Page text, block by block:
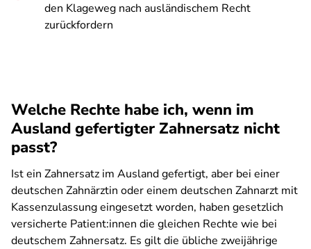
den Klageweg nach ausländischem Recht
zurückfordern 
Welche Rechte habe ich, wenn im
Ausland gefertigter Zahnersatz nicht
passt?
Ist ein Zahnersatz im Ausland gefertigt, aber bei einer
deutschen Zahnärztin oder einem deutschen Zahnarzt mit
Kassenzulassung eingesetzt worden, haben gesetzlich
versicherte Patient:innen die gleichen Rechte wie bei
deutschem Zahnersatz. Es gilt die übliche zweijährige